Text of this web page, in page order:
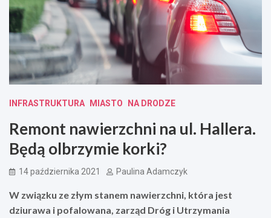
INFRASTRUKTURA MIASTO NA DRODZE
Remont nawierzchni na ul. Hallera.
Będą olbrzymie korki?
14 października 2021 Paulina Adamczyk
W związku ze złym stanem nawierzchni, która jest
dziurawa i pofalowana, zarząd Dróg i Utrzymania